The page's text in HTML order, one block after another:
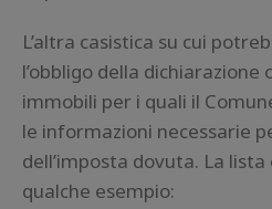
L’altra casistica su cui
l’obbligo della
immobili per i quali il
le informazioni necessarie
dell’imposta dovuta. La
qualche esempio: